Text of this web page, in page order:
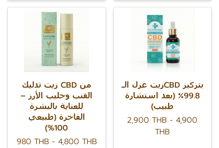
زيت تدليك CBD من
القنب وحليب الأرز –
للعناية بالبشرة
الفاخرة (طبيعي
100%)
980 THB- 4,800 THB
زيت عزل الـCBD بتركيز
99.8٪ (بعد استشارة
طبيب)
2,900 THB -4,900
THB